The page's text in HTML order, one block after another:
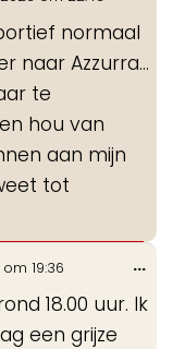
normaal
naar Azzurra...
te
hou van
aan mijn
tot
om 19:36
18.00 uur. Ik
een grijze
...